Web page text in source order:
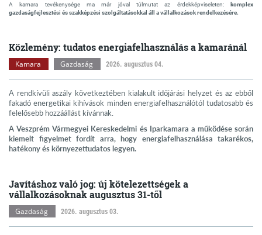
A kamara tevékenysége ma már jóval túlmutat az érdekképviseleten:
komplex
gazdaságfejlesztési és szakképzési szolgáltatásokkal áll a vállalkozások rendelkezésére.
Közlemény: tudatos energiafelhasználás a kamaránál
Kamara Gazdaság 2026. augusztus 04.
A rendkívüli aszály következtében kialakult időjárási helyzet és az ebből
fakadó energetikai kihívások minden energiafelhasználótól tudatosabb és
felelősebb hozzáállást kívánnak.
A Veszprém Vármegyei Kereskedelmi és Iparkamara a működése során
kiemelt figyelmet fordít arra, hogy energiafelhasználása takarékos,
hatékony és környezettudatos legyen.
Javításhoz való jog: új kötelezettségek a
vállalkozásoknak augusztus 31-től
Gazdaság 2026. augusztus 03.